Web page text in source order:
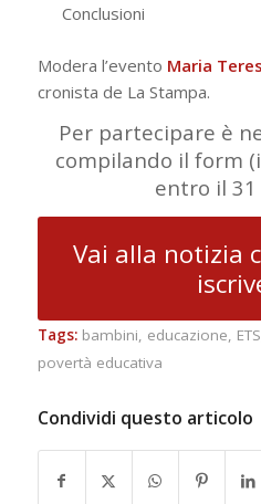
Conclusioni
Modera l’evento Maria
cronista de La Stampa.
Per partecipare è
compilando il form
entro il 31
Vai alla notizia
Tags: bambini, educazione, ETS
povertà educativa
Condividi questo articolo